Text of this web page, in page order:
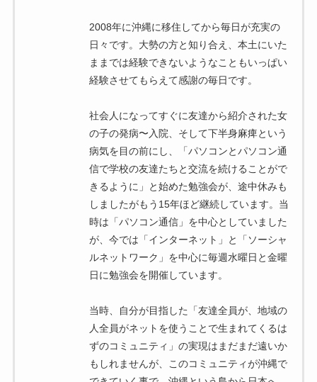
2008年に沖縄に移住してから毎日が充実の
日々です。大勢の方と知り合え、本土にいた
ままでは経験できないようなこともいっぱい
経験させてもらえて感謝の毎日です。
社会人になってすぐに友達から紹介された女
の子の発病〜入院、そして下半身麻痺という
病気を目の前にし、「パソコンとパソコン通
信で学校の友達たちと交流を続けることがで
きるように」と始めた勉強会が、途中休みも
しましたがもう15年ほど継続しています。当
時は「パソコン通信」を中心としていました
が、今では「インターネット」と「ソーシャ
ルネットワーク」を中心に毎週水曜日と金曜
日に勉強会を開催しています。
当時、自分が目指した「友達全員が、地域の
人全員がネットを使うことで生まれてくるは
ずのコミュニティ」の実現はまだまだ遠いか
もしれませんが、このコミュニティが沖縄で